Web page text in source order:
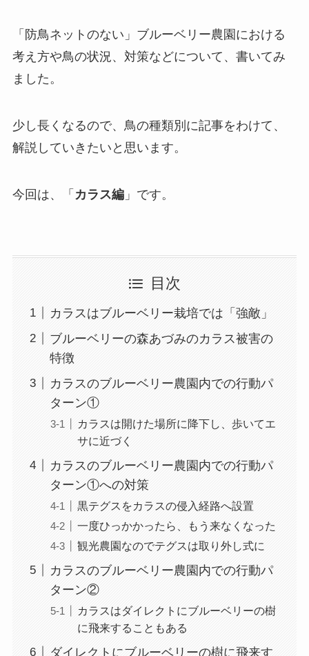
「防鳥ネットのない」ブルーベリー農園における
考え方や鳥の状況、対策などについて、書いてみ
ました。
少し長くなるので、鳥の種類別に記事をわけて、
解説していきたいと思います。
今回は、「 カラス編」です。
目次
カラスはブルーベリー栽培では「強敵」
ブルーベリーの森あづみのカラス被害の
特徴
カラスのブルーベリー農園内での行動パ
ターン①
カラスは開けた場所に降下し、歩いてエ
サに近づく
カラスのブルーベリー農園内での行動パ
ターン①への対策
黒テグスをカラスの侵入経路へ設置
一度ひっかかったら、もう来なくなった
観光農園なのでテグスは取り外し式に
カラスのブルーベリー農園内での行動パ
ターン②
カラスはダイレクトにブルーベリーの樹
に飛来することもある
ダイレクトにブルーベリーの樹に飛来す